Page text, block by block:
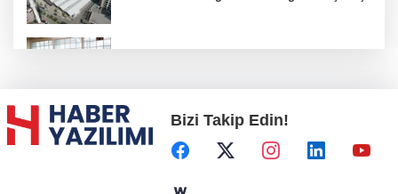
Başkent'in göletlerinde temizlik ve bakım
sürüyor
Bizi Takip Edin!